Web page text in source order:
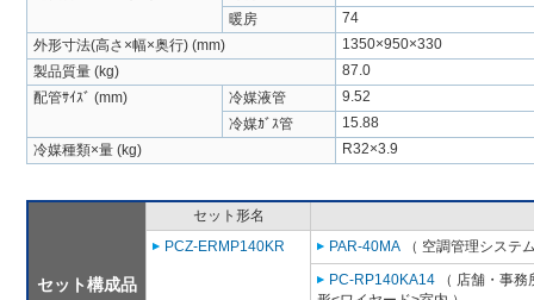
暖房
74
外形寸法(高さ×幅×奥行) (mm)
1350×950×330
製品質量 (kg)
87.0
配管ｻｲｽﾞ (mm)
冷媒液管
9.52
冷媒ｶﾞｽ管
15.88
冷媒種類×量 (kg)
R32×3.9
セット構成品
セット形名
PCZ-ERMP140KR
PAR-40MA （ 空調管理システ
PC-RP140KA14 （ 店舗・事